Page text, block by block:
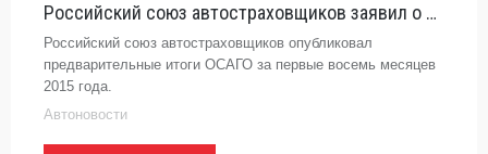
Российский союз автостраховщиков заявил о росте средних выплат по ОСАГО на 10,5
Российский союз автостраховщиков опубликовал
предварительные итоги ОСАГО за первые восемь месяцев
2015 года.
Автоновости